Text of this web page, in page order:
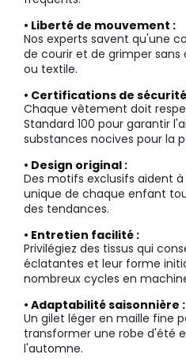
• Liberté de mouvement :
Nos experts savent qu'une
de courir et de grimper
ou textile.
• Certifications de
Chaque vêtement doit
Standard 100 pour garantir
substances nocives pour la
• Design original :
Des motifs exclusifs aident
unique de chaque enfant
des tendances.
• Entretien facilité :
Privilégiez des tissus qui
éclatantes et leur forme
nombreux cycles en
• Adaptabilité saisonnière :
Un gilet léger en maille fine
transformer une robe d'été
l'automne.